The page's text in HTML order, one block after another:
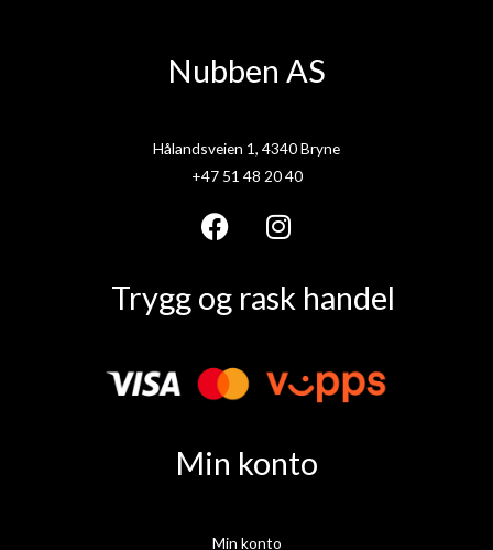
Nubben AS
Hålandsveien 1, 4340 Bryne
+47 51 48 20 40
F
c
b
o
I
s
g
m
Trygg og rask handel
Min konto
Min konto